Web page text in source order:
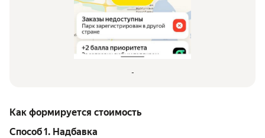
-
Как формируется стоимость
Способ 1. Надбавка